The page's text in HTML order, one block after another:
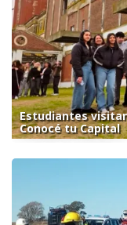
Estudiantes
Conocé tu Capital